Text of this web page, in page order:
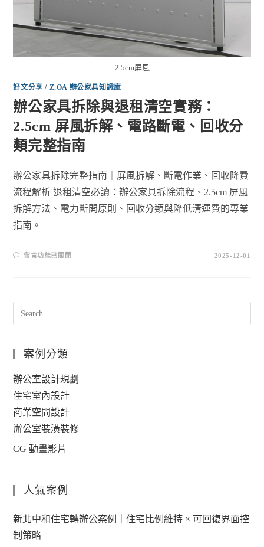
2.5cm屏風
好文分享 / Z.OA 辦公家具知識庫
辦公家具拆除與退租清空實務：
2.5cm 屏風拆解、電路斷電、回收分
類完整指南
辦公家具拆除完整指南｜屏風拆解、斷電作業、回收降費
流程解析 退租清空必讀：辦公家具拆除流程、2.5cm 屏風
拆解方法、電力斷開原則、回收分類與降低清運費的專業
指南。
留言功能已關閉 2025-12-01
案例分類
辦公室設計規劃
住宅室內設計
商業空間設計
辦公室裝潢裝修
CG 動畫影片
人氣案例
新北中和住宅轉辦公案例｜住宅比例維持 × 可回復界面控
制策略